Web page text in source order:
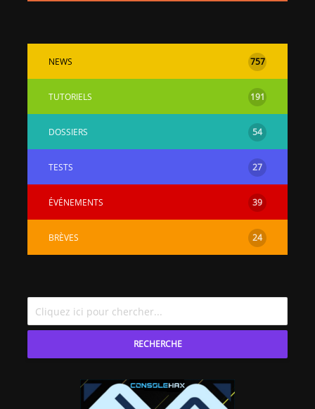
NEWS 757
TUTORIELS 191
DOSSIERS 54
TESTS 27
ÉVÉNEMENTS 39
BRÈVES 24
RECHERCHE